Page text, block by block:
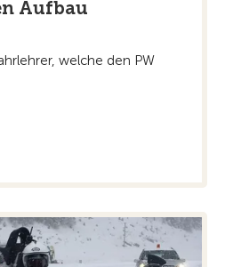
Aufbau
welche den PW